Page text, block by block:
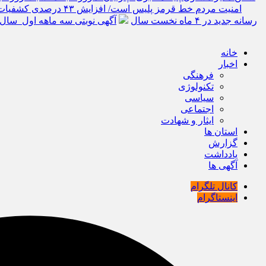
امنیت مردم خط قرمز پلیس است/ افزایش ۴۳ درصدی کشفیات مواد مخدر و رشد ۶۸ درصدی کشف سرقت در خراسان شمالی
رسانه جدید در ۴ ماه نخست سال
آگهی نوبتی سه ماهه اول سال ۱۴۰۵ حوزه ثبتی
خانه
اخبار
فرهنگی
تکنولوژی
سیاسی
اجتماعی
ایثار و شهادت
استان ها
گزارش
یادداشت
آگهی ها
کانال تلگرام
اینستاگرام